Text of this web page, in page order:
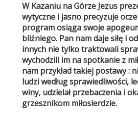
W Kazaniu na Górze Jezus
wytyczne i jasno precyzuje
program osiąga swoje
bliźniego. Pan nam daje siłę i
innych nie tylko traktowali
wychodzili im na spotkanie z
nam przykład takiej postawy :
ludzi według sprawiedliwości,
winy, udzielał przebaczenia i
grzesznikom miłosierdzie.